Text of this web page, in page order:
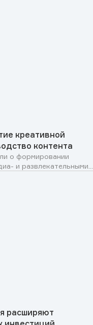
креативной
контента
о формировании
и развлекательными...
расширяют